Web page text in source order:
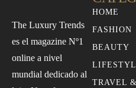
The Luxury Trends
es el magazine Nº1
online a nivel
mundial dedicado al
HOME
FASHION
BEAUTY
TRAVEL &